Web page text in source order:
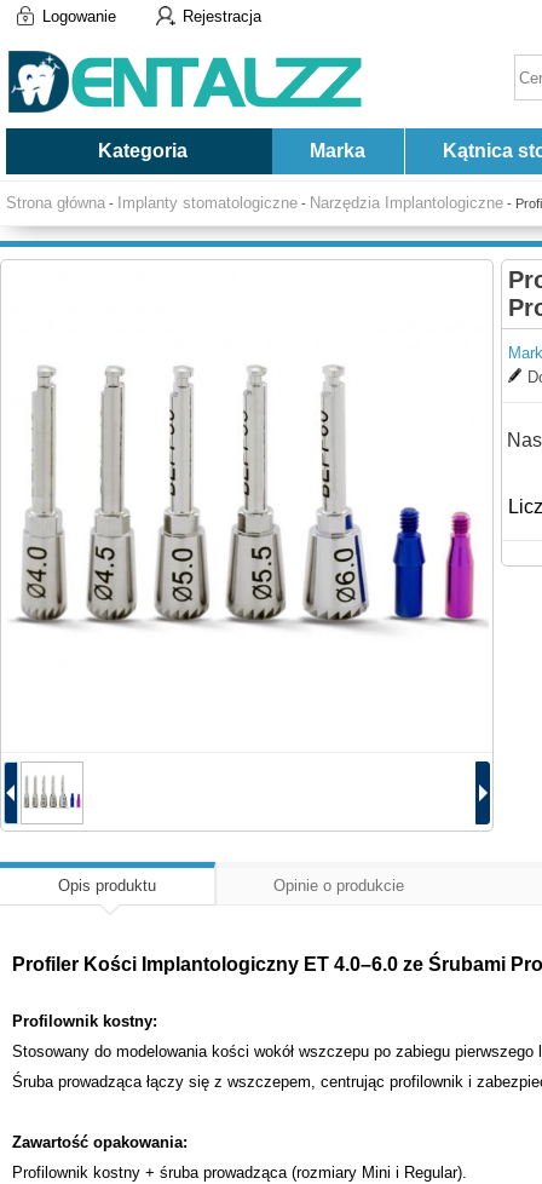
Logowanie Rejestracja
Kategoria Marka Kątnica
Strona główna - Implanty stomatologiczne - Narzędzia Implantologiczne -
Opis produktu Opinie o produkcie
Profiler Kości Implantologiczny ET 4.0–6.0 ze Śrubami
Profilownik kostny:
Stosowany do modelowania kości wokół wszczepu po zabiegu pierwszego
Śruba prowadząca łączy się z wszczepem, centrując profilownik i
Zawartość opakowania:
Profilownik kostny + śruba prowadząca (rozmiary Mini i Regular).